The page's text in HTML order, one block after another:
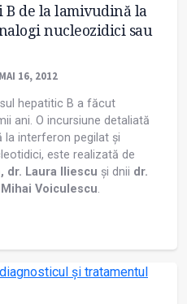
de la lamivudină la
nucleozidici sau
16, 2012
hepatitic B a făcut
ani. O incursiune detaliată
la interferon pegilat şi
este realizată de
dr. Laura Iliescu şi dnii dr.
Voiculescu.